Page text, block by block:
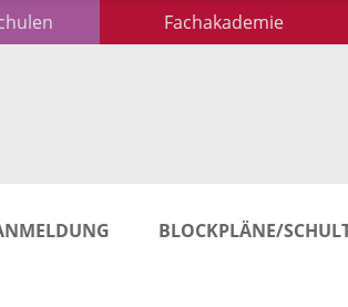
Fachakademie
BLOCKPLÄNE/